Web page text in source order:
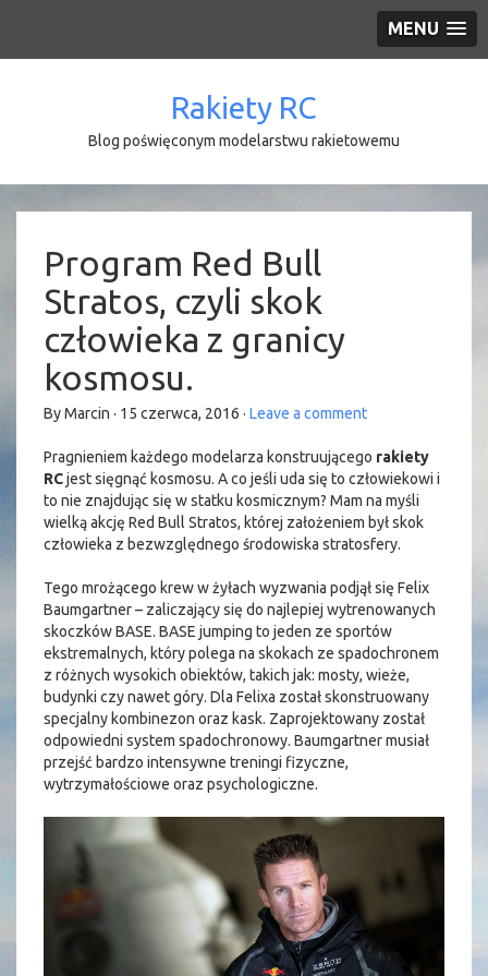
MENU
Rakiety RC
Blog poświęconym modelarstwu rakietowemu
Program Red Bull
Stratos, czyli skok
człowieka z granicy
kosmosu.
By Marcin · 15 czerwca, 2016 · Leave a comment
Pragnieniem każdego modelarza konstruującego rakiety
RCjest sięgnąć kosmosu. A co jeśli uda się to człowiekowi i
to nie znajdując się w statku kosmicznym? Mam na myśli
wielką akcję Red Bull Stratos, której założeniem był skok
człowieka z bezwzględnego środowiska stratosfery.
Tego mrożącego krew w żyłach wyzwania podjął się Felix
Baumgartner – zaliczający się do najlepiej wytrenowanych
skoczków BASE. BASE jumping to jeden ze sportów
ekstremalnych, który polega na skokach ze spadochronem
z różnych wysokich obiektów, takich jak: mosty, wieże,
budynki czy nawet góry. Dla Felixa został skonstruowany
specjalny kombinezon oraz kask. Zaprojektowany został
odpowiedni system spadochronowy. Baumgartner musiał
przejść bardzo intensywne treningi fizyczne,
wytrzymałościowe oraz psychologiczne.